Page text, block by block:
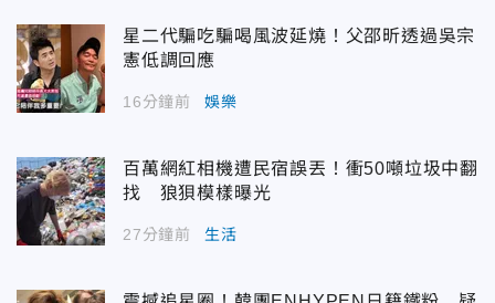
星二代騙吃騙喝風波延燒！父邵昕透過吳宗
憲低調回應
16分鐘前 娛樂
百萬網紅相機遭民宿誤丟！衝50噸垃圾中翻
找 狼狽模樣曝光
27分鐘前 生活